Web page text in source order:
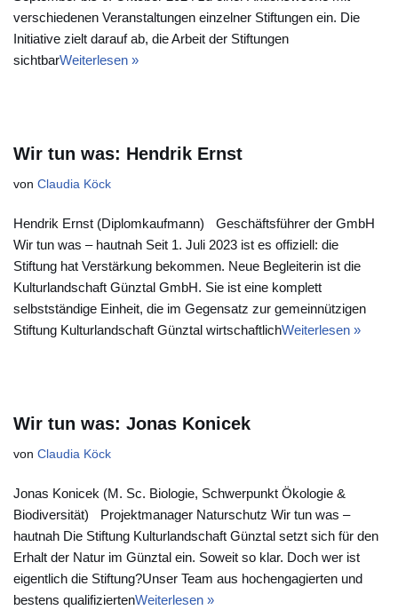
verschiedenen Veranstaltungen einzelner Stiftungen ein. Die
Initiative zielt darauf ab, die Arbeit der Stiftungen
sichtbarWeiterlesen »
Wir tun was: Hendrik Ernst
von Claudia Köck
Hendrik Ernst (Diplomkaufmann) Geschäftsführer der GmbH
Wir tun was – hautnah Seit 1. Juli 2023 ist es offiziell: die
Stiftung hat Verstärkung bekommen. Neue Begleiterin ist die
Kulturlandschaft Günztal GmbH. Sie ist eine komplett
selbstständige Einheit, die im Gegensatz zur gemeinnützigen
Stiftung Kulturlandschaft Günztal wirtschaftlichWeiterlesen »
Wir tun was: Jonas Konicek
von Claudia Köck
Jonas Konicek (M. Sc. Biologie, Schwerpunkt Ökologie &
Biodiversität) Projektmanager Naturschutz Wir tun was –
hautnah Die Stiftung Kulturlandschaft Günztal setzt sich für den
Erhalt der Natur im Günztal ein. Soweit so klar. Doch wer ist
eigentlich die Stiftung?Unser Team aus hochengagierten und
bestens qualifiziertenWeiterlesen »